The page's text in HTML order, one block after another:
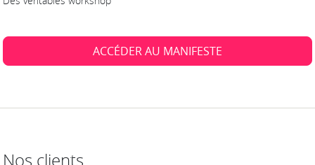
ACCÉDER AU MANIFESTE
Nos clients